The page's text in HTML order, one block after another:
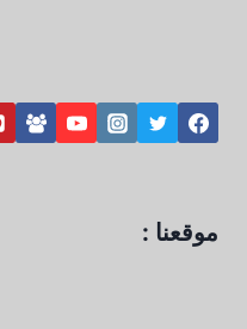
موقعنا :